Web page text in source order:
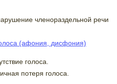
членораздельной речи
(афония, дисфония)
голоса.
потеря голоса.